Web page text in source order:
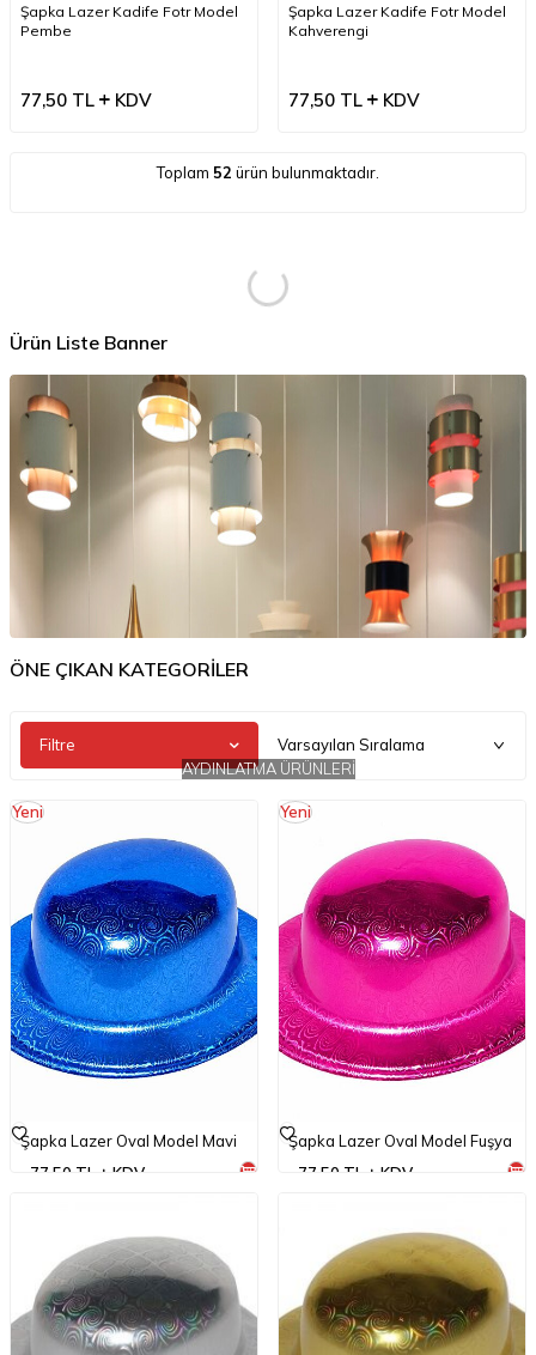
Şapka Lazer Kadife Fotr Model
Pembe
77,50 TL KDV
Şapka Lazer Kadife Fotr Model
Kahverengi
77,50 TL KDV
Toplam 52 ürün bulunmaktadır.
Ürün Liste Banner
AYDINLATMA ÜRÜNLERİ
ÖNE ÇIKAN KATEGORİLER
Filtre
Yeni
Şapka Lazer Oval Model Mavi
77,50 TL KDV
Yeni
Şapka Lazer Oval Model Fuşya
77,50 TL KDV